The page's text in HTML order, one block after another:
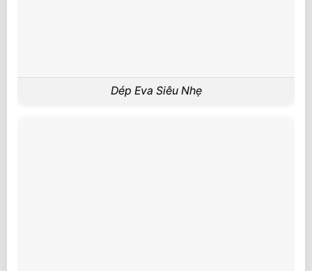
Dép Eva Siêu Nhẹ